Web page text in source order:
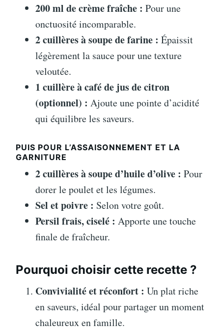
200 ml de crème fraîche : Pour une
onctuosité incomparable.
2 cuillères à soupe de farine : Épaissit
légèrement la sauce pour une texture
veloutée.
1 cuillère à café de jus de citron
(optionnel) : Ajoute une pointe d’acidité
qui équilibre les saveurs.
PUIS POUR L’ASSAISONNEMENT ET LA
GARNITURE
2 cuillères à soupe d’huile d’olive : Pour
dorer le poulet et les légumes.
Sel et poivre : Selon votre goût.
Persil frais, ciselé : Apporte une touche
finale de fraîcheur.
Pourquoi choisir cette recette ?
Convivialité et réconfort : Un plat riche
en saveurs, idéal pour partager un moment
chaleureux en famille.